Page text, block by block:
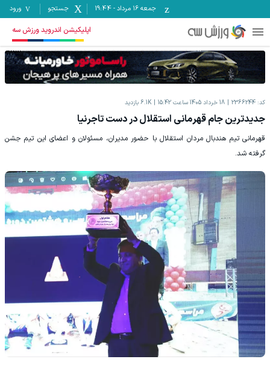
جمعه ۱۶ مرداد -
19:44 جستجو ورود
اپلیکیشن اندروید ورزش سه
کد: 2366244 18 خرداد 1405 ساعت 15:42 6.1K بازدید
جدیدترین جام قهرمانی استقلال در دست تاجرنیا
قهرمانی تیم هندبال مردان استقلال با حضور مدیران، مسئولان و اعضای این تیم جشن
گرفته شد.